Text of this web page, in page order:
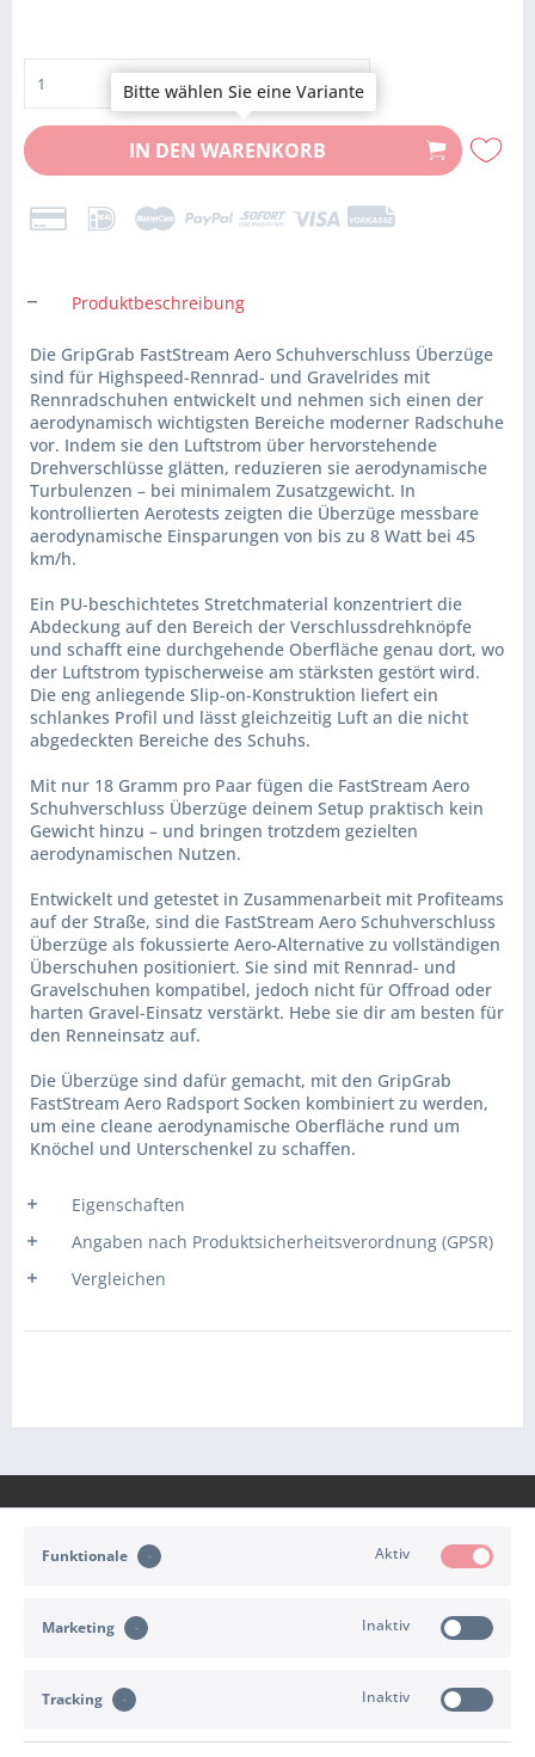
IN DEN WARENKORB
Produktbeschreibung
Die GripGrab FastStream Aero Schuhverschluss Überzüge
sind für Highspeed-Rennrad- und Gravelrides mit
Rennradschuhen entwickelt und nehmen sich einen der
aerodynamisch wichtigsten Bereiche moderner Radschuhe
vor. Indem sie den Luftstrom über hervorstehende
Drehverschlüsse glätten, reduzieren sie aerodynamische
Turbulenzen – bei minimalem Zusatzgewicht. In
kontrollierten Aerotests zeigten die Überzüge messbare
aerodynamische Einsparungen von bis zu 8 Watt bei 45
km/h.
Ein PU-beschichtetes Stretchmaterial konzentriert die
Abdeckung auf den Bereich der Verschlussdrehknöpfe
und schafft eine durchgehende Oberfläche genau dort, wo
der Luftstrom typischerweise am stärksten gestört wird.
Die eng anliegende Slip-on-Konstruktion liefert ein
schlankes Profil und lässt gleichzeitig Luft an die nicht
abgedeckten Bereiche des Schuhs.
Mit nur 18 Gramm pro Paar fügen die FastStream Aero
Schuhverschluss Überzüge deinem Setup praktisch kein
Gewicht hinzu – und bringen trotzdem gezielten
aerodynamischen Nutzen.
Entwickelt und getestet in Zusammenarbeit mit Profiteams
auf der Straße, sind die FastStream Aero Schuhverschluss
Überzüge als fokussierte Aero-Alternative zu vollständigen
Überschuhen positioniert. Sie sind mit Rennrad- und
Gravelschuhen kompatibel, jedoch nicht für Offroad oder
harten Gravel-Einsatz verstärkt. Hebe sie dir am besten für
den Renneinsatz auf.
Die Überzüge sind dafür gemacht, mit den GripGrab
FastStream Aero Radsport Socken kombiniert zu werden,
um eine cleane aerodynamische Oberfläche rund um
Knöchel und Unterschenkel zu schaffen.
Eigenschaften
Angaben nach Produktsicherheitsverordnung (GPSR)
Vergleichen
INFORMATIONEN
Funktionale Aktiv
Marketing Inaktiv
Tracking Inaktiv
Bitte wählen Sie eine Variante